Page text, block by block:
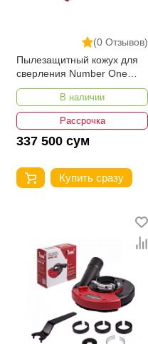
(0 Отзывов)
Пылезащитный кожух для
сверления Number One
TD19
В наличии
Рассрочка
337 500 сум
Купить сразу